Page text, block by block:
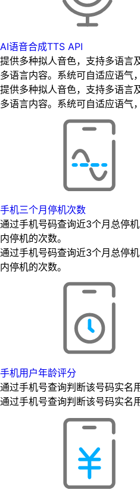
AI语音合成TTS API
提供多种拟人音色，支持多语言
多语言内容。系统可自适应语气
提供多种拟人音色，支持多语言
多语言内容。系统可自适应语气
手机三个月停机次数
通过手机号码查询近3个月总停
内停机的次数。
通过手机号码查询近3个月总停
内停机的次数。
手机用户年龄评分
通过手机号查询判断该号码实名
通过手机号查询判断该号码实名